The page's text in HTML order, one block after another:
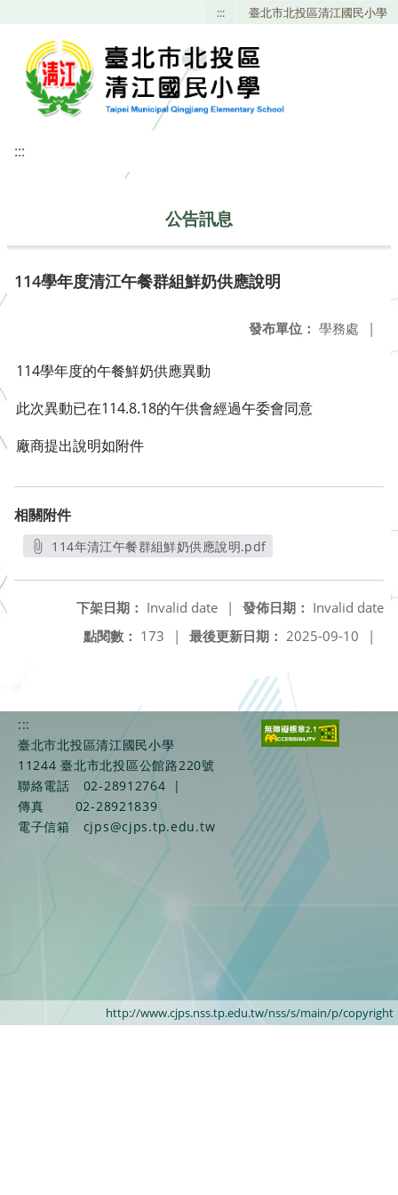
::: 臺北市北投區清江國民小學
:::
公告訊息
114學年度清江午餐群組鮮奶供應說明
發布單位： 學務處 |
114學年度的午餐鮮奶供應異動
此次異動已在114.8.18的午供會經過午委會同意
廠商提出說明如附件
相關附件
114年清江午餐群組鮮奶供應說明.pdf
發佈日期： Invalid date
下架日期： Invalid date
|
最後更新日期： 2025-09-10 |
點閱數： 173 |
:::
臺北市北投區清江國民小學
11244 臺北市北投區公館路220號
聯絡電話
02-28912764
|
傳真
02-28921839
電子信箱
cjps@cjps.tp.edu.tw
http://www.cjps.nss.tp.edu.tw/nss/s/main/p/copyright